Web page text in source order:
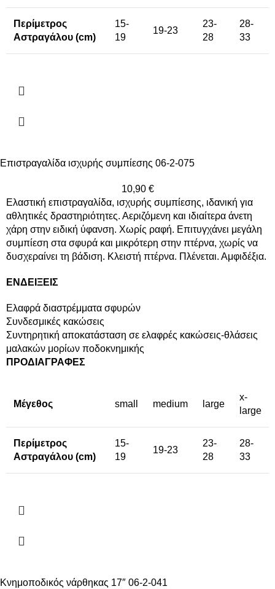
Περίμετρος
Αστραγάλου (cm)
15-
19
19-23
23-
28
28-
33
Επιστραγαλίδα ισχυρής συμπίεσης 06-2-075
10,90 €
Ελαστική επιστραγαλίδα, ισχυρής συμπίεσης, ιδανική για
αθλητικές δραστηριότητες. Αεριζόμενη και ιδιαίτερα άνετη
χάρη στην ειδική ύφανση. Χωρίς ραφή. Επιτυγχάνει μεγάλη
συμπίεση στα σφυρά και μικρότερη στην πτέρνα, χωρίς να
δυσχεραίνει τη βάδιση. Κλειστή πτέρνα. Πλένεται. Αμφιδέξια.
ΕΝΔΕΙΞΕΙΣ
Ελαφρά διαστρέμματα σφυρών
Συνδεσμικές κακώσεις
Συντηρητική αποκατάσταση σε ελαφρές κακώσεις-θλάσεις
μαλακών μορίων ποδοκνημικής
ΠΡΟΔΙΑΓΡΑΦΕΣ
Μέγεθος small medium large
x-
large
Περίμετρος
Αστραγάλου (cm)
15-
19
19-23
23-
28
28-
33
Κνημοποδικός νάρθηκας 17″ 06-2-041